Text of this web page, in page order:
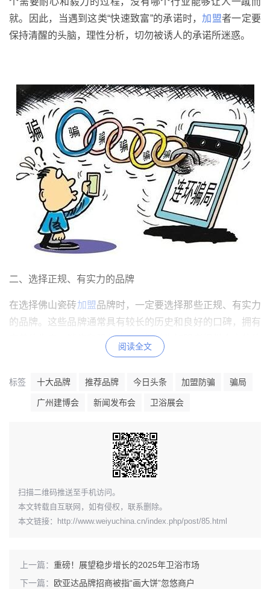
就。因此，当遇到这类“快速致富”的承诺时，加盟者一定要
保持清醒的头脑，理性分析，切勿被诱人的承诺所迷惑。
二、选择正规、有实力的品牌
在选择佛山瓷砖加盟品牌时，一定要选择那些正规、有实力
的品牌。这些品牌通常具有较长的历史和良好的口碑，拥有
完善的生产、销售和服务体系，能够为加盟者提供全方位的
支持和保障。此外，这些品牌往往还会对加盟者进行严格的
阅读全文
标签 十大品牌 推荐品牌 今日头条 加盟防骗 骗局
广州建博会 新闻发布会 卫浴展会
扫描二维码推送至手机访问。
本文转载自互联网，如有侵权，联系删除。
本文链接：
http://www.weiyuchina.cn/index.php/post/85.html
上一篇： 重磅！展望稳步增长的2025年卫浴市场
下一篇：
欧亚达品牌招商被指“画大饼”忽悠商户